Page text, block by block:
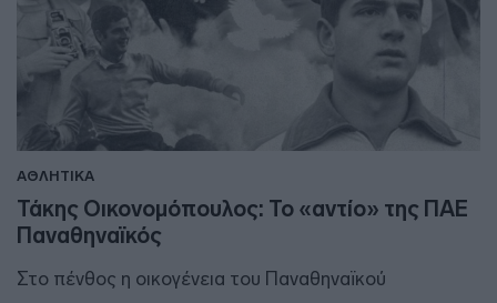
ΑΘΛΗΤΙΚΑ
Τάκης Οικονομόπουλος: Το «αντίο» της ΠΑΕ
Παναθηναϊκός
Στο πένθος η οικογένεια του Παναθηναϊκού